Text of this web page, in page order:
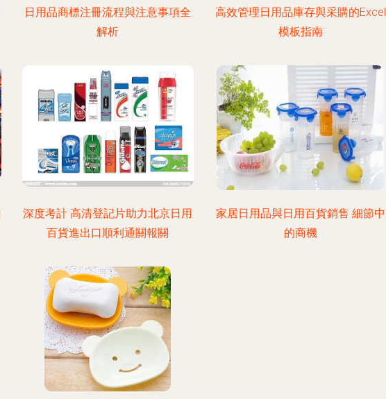
日用品商標注冊流程與注意事項全
解析
高效管理日用品庫存與采購的Excel
模板指南
深度考計 高清登記片助力北京日用
百貨進出口順利通關報關
家居日用品與日用百貨銷售 細節中
的商機